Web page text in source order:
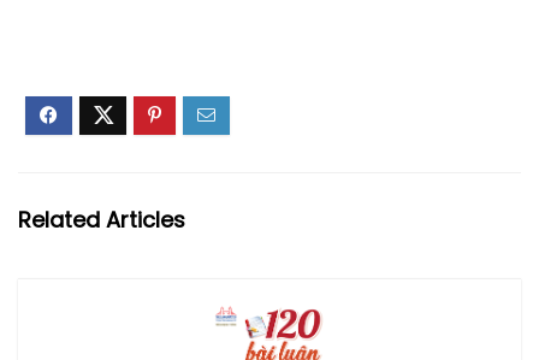
Related Articles